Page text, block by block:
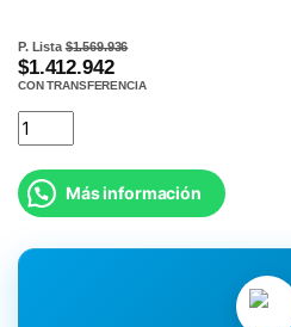
P. Lista$1.569.936
$1.412.942
CON TRANSFERENCIA
Más información